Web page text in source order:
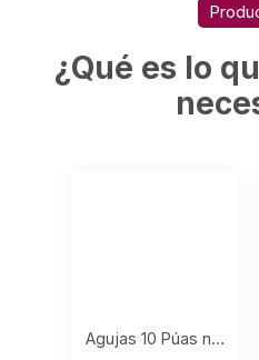
¿Qué es lo
Agujas 10 Púas nano (Pack 5) 0.18mm